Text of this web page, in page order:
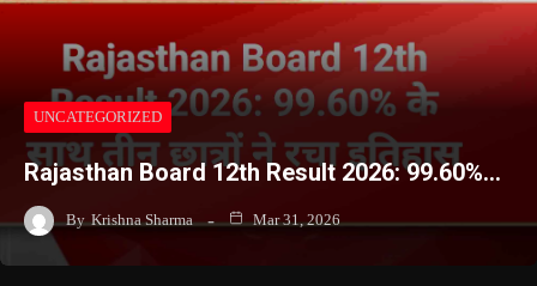
UNCATEGORIZED
Rajasthan Board 12th Result 2026: 99.60%…
By Krishna Sharma Mar 31, 2026